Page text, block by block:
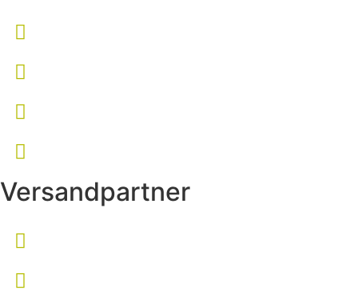
Versandpartner